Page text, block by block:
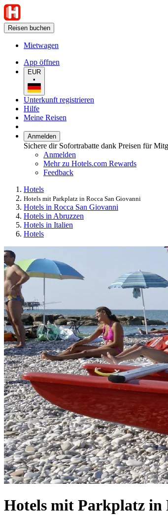
Reisen buchen
Mietwagen
App öffnen
EUR
•
Unterkunft registrieren
Hilfe
Meine Reisen
Anmelden
Sichere dir Sofortrabatte dank Preisen für
Anmelden
Mehr zu Hotels.com Rewards
Feedback
Hotels
Hotels mit Parkplatz in Rocca San Giovanni
Hotels in Rocca San Giovanni
Hotels in Abruzzen
Hotels in Italien
Hotels
Hotels mit Parkplatz in